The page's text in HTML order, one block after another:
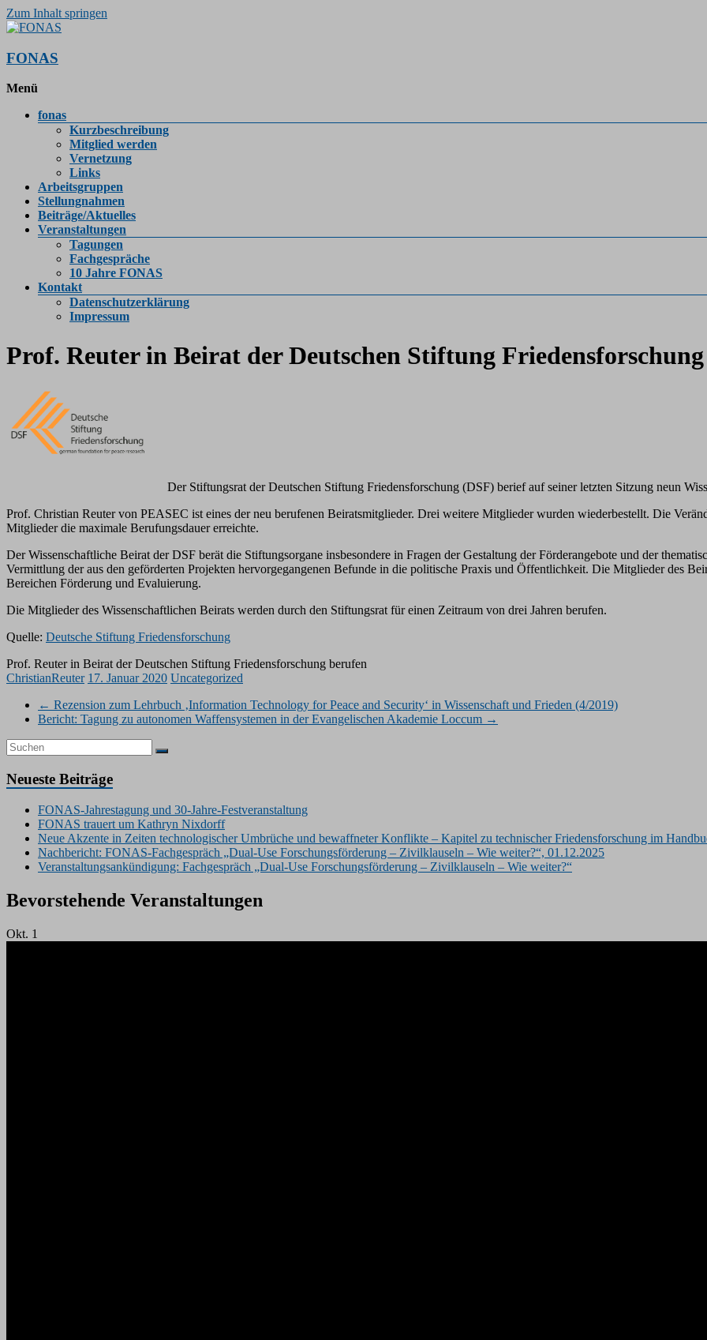
Zum Inhalt springen
FONAS
Menü
fonas
Kurzbeschreibung
Mitglied werden
Vernetzung
Links
Arbeitsgruppen
Stellungnahmen
Beiträge/Aktuelles
Veranstaltungen
Tagungen
Fachgespräche
10 Jahre FONAS
Kontakt
Datenschutzerklärung
Impressum
Prof. Reuter in Beirat der Deutschen Stiftung
Der Stiftungsrat der Deutschen Stiftung Friedensforschung (DSF) berief auf seiner letzten Sitzung neun
Prof. Christian Reuter von PEASEC ist eines der neu berufenen Beiratsmitglieder. Drei weitere Mitglieder wurden wiederbestellt. Die
Mitglieder die maximale Berufungsdauer erreichte.
Der Wissenschaftliche Beirat der DSF berät die Stiftungsorgane insbesondere in Fragen der Gestaltung der Förderangebote und der
Vermittlung der aus den geförderten Projekten hervorgegangenen Befunde in die politische Praxis und Öffentlichkeit. Die Mitglieder des
Bereichen Förderung und Evaluierung.
Die Mitglieder des Wissenschaftlichen Beirats werden durch den Stiftungsrat für einen Zeitraum von drei Jahren berufen.
Quelle: Deutsche Stiftung Friedensforschung
Prof. Reuter in Beirat der Deutschen Stiftung Friedensforschung berufen
ChristianReuter 17. Januar 2020 Uncategorized
← Rezension zum Lehrbuch ‚Information Technology for Peace and Security‘ in Wissenschaft und Frieden (4/2019)
Bericht: Tagung zu autonomen Waffensystemen in der Evangelischen Akademie Loccum →
Neueste Beiträge
FONAS-Jahrestagung und 30-Jahre-Festveranstaltung
FONAS trauert um Kathryn Nixdorff
Neue Akzente in Zeiten technologischer Umbrüche und bewaffneter Konflikte – Kapitel zu technischer Friedensforschung im
Nachbericht: FONAS-Fachgespräch „Dual-Use Forschungsförderung – Zivilklauseln – Wie weiter?“, 01.12.2025
Veranstaltungsankündigung: Fachgespräch „Dual-Use Forschungsförderung – Zivilklauseln – Wie weiter?“
Bevorstehende Veranstaltungen
Okt. 1